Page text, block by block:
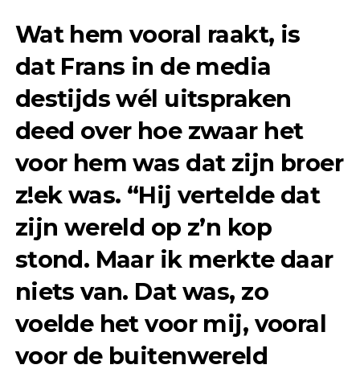
Wat hem vooral raakt, is
dat Frans in de media
destijds wél uitspraken
deed over hoe zwaar het
voor hem was dat zijn broer
z!ek was. “Hij vertelde dat
zijn wereld op z’n kop
stond. Maar ik merkte daar
niets van. Dat was, zo
voelde het voor mij, vooral
voor de buitenwereld